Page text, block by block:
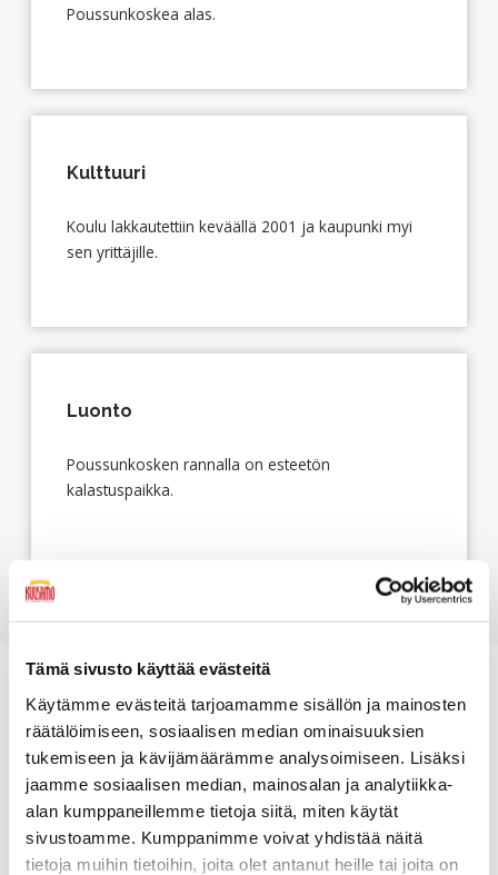
Tämä sivusto käyttää evästeitä
Käytämme evästeitä tarjoamamme sisällön ja mainosten
räätälöimiseen, sosiaalisen median ominaisuuksien
tukemiseen ja kävijämäärämme analysoimiseen. Lisäksi
jaamme sosiaalisen median, mainosalan ja analytiikka-
alan kumppaneillemme tietoja siitä, miten käytät
sivustoamme. Kumppanimme voivat yhdistää näitä
tietoja muihin tietoihin, joita olet antanut heille tai joita on
Poussunkoskea alas.
Kulttuuri
Koulu lakkautettiin keväällä 2001 ja kaupunki myi
sen yrittäjille.
Luonto
Poussunkosken rannalla on esteetön
kalastuspaikka.
Etelä-Kuusamon kylät